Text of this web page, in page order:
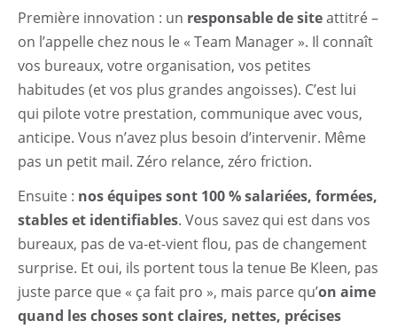
Première innovation : un responsable de siteattitré –
on l’appelle chez nous le « Team Manager ». Il connaît
vos bureaux, votre organisation, vos petites
habitudes (et vos plus grandes angoisses). C’est lui
qui pilote votre prestation, communique avec vous,
anticipe. Vous n’avez plus besoin d’intervenir. Même
pas un petit mail. Zéro relance, zéro friction.
Ensuite : nos équipes sont 100 % salariées, formées,
stables et identifiables. Vous savez qui est dans vos
bureaux, pas de va-et-vient flou, pas de changement
surprise. Et oui, ils portent tous la tenue Be Kleen, pas
juste parce que « ça fait pro », mais parce qu’on aime
quand les choses sont claires, nettes, précises